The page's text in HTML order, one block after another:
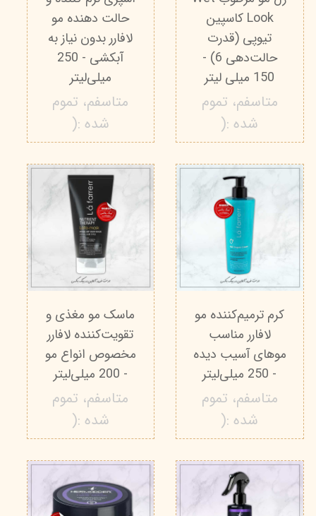
Look کاسپین
تیوپی (قدرت
حالت‌دهی 6) -
150 میلی لیتر
متاسفم، تموم
شده :(
حالت دهنده مو
لافارر بدون نیاز به
آبکشی - 250
میلی‌لیتر
متاسفم، تموم
شده :(
کرم ترمیم‌کننده مو
لافارر مناسب
موهای آسیب دیده
- 250 میلی‌لیتر
متاسفم، تموم
شده :(
ماسک مو مغذی و
تقویت‌کننده لافارر
مخصوص انواع مو
- 200 میلی‌لیتر
متاسفم، تموم
شده :(